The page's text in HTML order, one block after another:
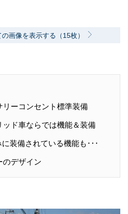
画像を表示する（15枚）
リーコンセント標準装備
ッド車ならでは機能＆装備
装備されている機能も･･･
のデザイン